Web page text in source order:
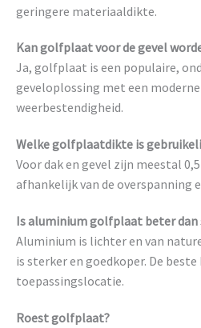
geringere materiaaldikte.
Kan golfplaat voor de gevel
Ja, golfplaat is een populaire,
geveloplossing met een
weerbestendigheid.
Welke golfplaatdikte is
Voor dak en gevel zijn meestal
afhankelijk van de overspanning
Is aluminium golfplaat beter dan
Aluminium is lichter en van
is sterker en goedkoper. De
toepassingslocatie.
Roest golfplaat?